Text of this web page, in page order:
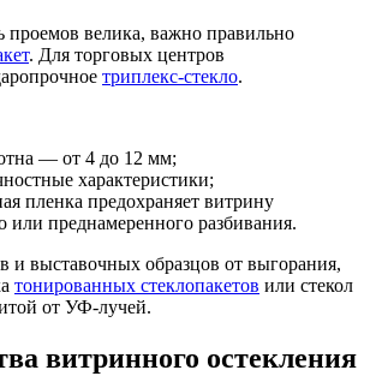
проемов велика, важно правильно
. Для торговых центров
триплекс-стекло.
— от 4 до 12 мм;
характеристики;
пленка предохраняет витрину
или преднамеренного разбивания.
и выставочных образцов от выгорания,
тонированных стеклопакетов или стекол
от УФ-лучей.
витринного остекления